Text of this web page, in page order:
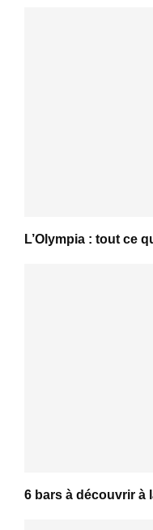
L’Olympia : tout ce
6 bars à découvrir à